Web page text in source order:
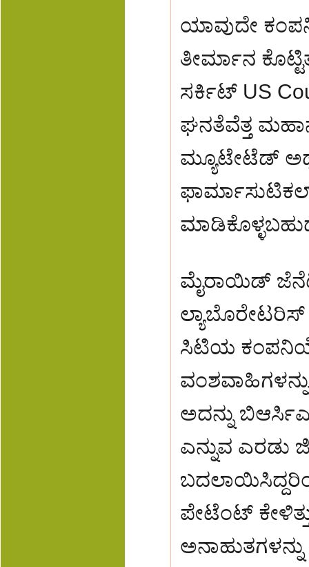
ಯಾವುದೇ
ತೀರ್ಮಾನ
ಸರ್ಕಿಟ್ US
ಘನತೆವೆತ್ತ
ಮ್ಯೂಟೇಟೆಡ್
ಮೈರಾಯಿಡ್
ಸಿಟಿಯ
ಅದನ್ನು
ಎನ್ನುವ ಎರಡು
ಪೇಟೆಂಟ್